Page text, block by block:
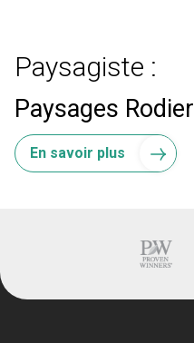
Paysagiste :
Paysages Rodier
En savoir plus